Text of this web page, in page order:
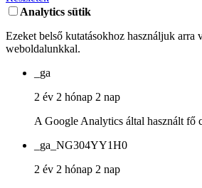
Analytics sütik
Ezeket belső kutatásokhoz használjuk
weboldalunkkal.
_ga
2 év 2 hónap 2 nap
A Google Analytics által használt fő
_ga_NG304YY1H0
2 év 2 hónap 2 nap